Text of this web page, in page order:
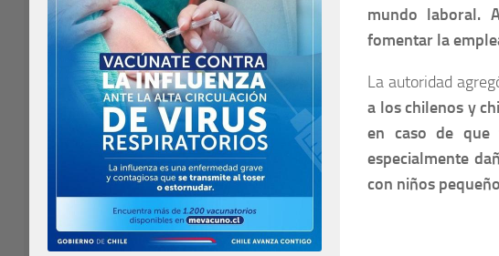
mundo laboral.
fomentar la
La autoridad
a los chilenos y
en caso de que
especialmente
con niños